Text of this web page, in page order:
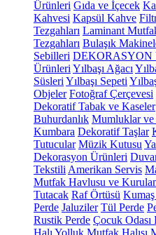
Ürünleri Gıda ve İçecek
Kahvesi Kapsül Kahve
Tezgahları Laminant
Tezgahları Bulaşık
Sebilleri DEKORASYON
Ürünleri Yılbaşı Ağacı
Süsleri Yılbaşı Sepeti
Objeler Fotoğraf Çerçevesi
Dekoratif Tabak ve Kaseler
Buhurdanlık Mumluklar ve
Kumbara Dekoratif Taşlar
Tutucular Müzik Kutusu
Dekorasyon Ürünleri
Tekstili Amerikan Servis
Mutfak Havlusu ve
Tutacak Raf Örtüsü Kumaş
Perde Jaluziler Tül Perde
Rustik Perde Çocuk Odası
Halı Yolluk Mutfak Halısı